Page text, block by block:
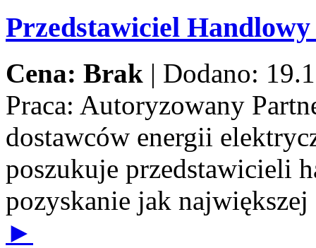
Przedstawiciel Handlowy
Cena: Brak | Dodano:
Praca: Autoryzowany
dostawców energii
poszukuje przedstawicieli
pozyskanie jak
►